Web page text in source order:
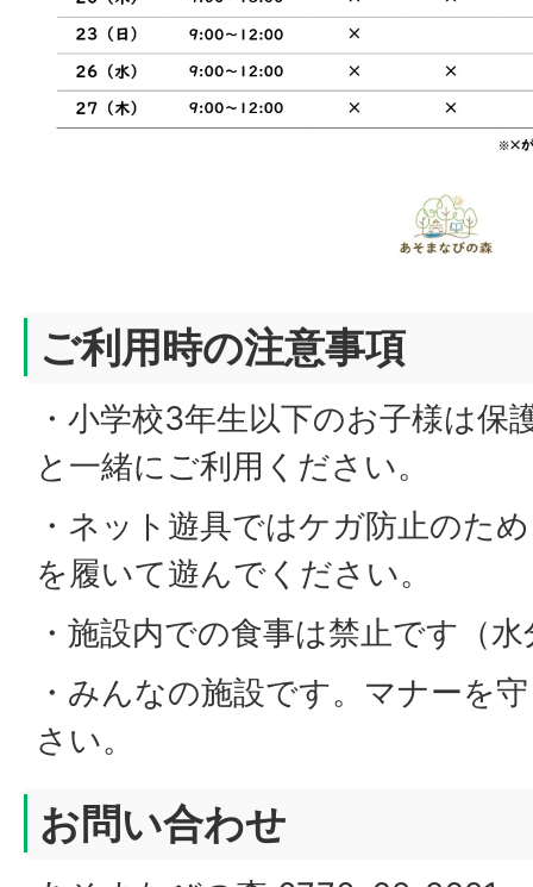
ご利用時の注意事項
・小学校3年生以下のお子様は保
と一緒にご利用ください。
・ネット遊具ではケガ防止のた
を履いて遊んでください。
・施設内での食事は禁止です（
・みんなの施設です。マナーを
さい。
お問い合わせ